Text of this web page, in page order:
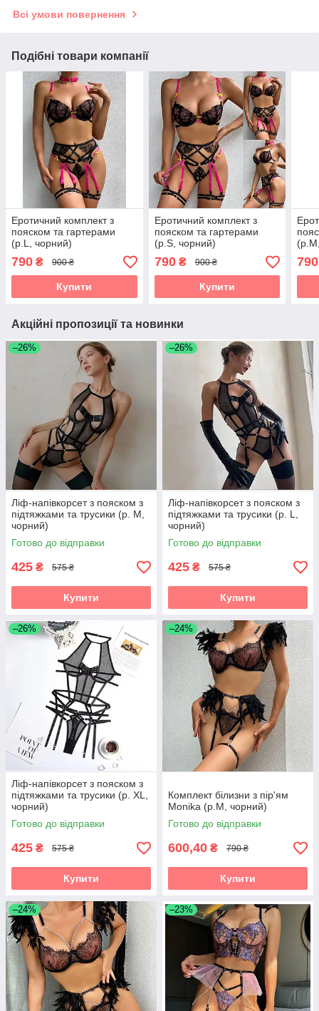
Всі умови повернення
Подібні товари компанії
Еротичний комплект з
пояском та гартерами
(р.L, чорний)
790 ₴ 900 ₴
Купити
Еротичний комплект з
пояском та гартерами
(р.S, чорний)
790₴ 900 ₴
Купити
790
Акційні пропозиції та новинки
–26%
Ліф-напівкорсет з пояском з
підтяжками та трусики (р. М,
чорний)
Готово до відправки
425 ₴ 575 ₴
Купити
–26%
Ліф-напівкорсет з пояском з
підтяжками та трусики (р. L,
чорний)
Готово до відправки
425 ₴ 575 ₴
Купити
–26%
Ліф-напівкорсет з пояском з
підтяжками та трусики (р. XL,
чорний)
Готово до відправки
425 ₴ 575 ₴
Купити
–24%
Комплект білизни з пір'ям
Monika (р.M, чорний)
Готово до відправки
600,40 ₴ 790 ₴
Купити
–24% –23%